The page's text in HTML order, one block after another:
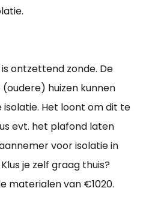
ontzettend zonde. De
huizen kunnen
isolatie. Het loont om dit te
evt. het plafond laten
voor isolatie in
je zelf graag thuis?
materialen van €1020.